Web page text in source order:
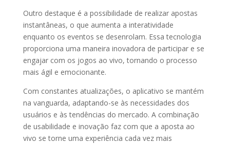
Outro destaque é a possibilidade de realizar apostas
instantâneas, o que aumenta a interatividade
enquanto os eventos se desenrolam. Essa tecnologia
proporciona uma maneira inovadora de participar e se
engajar com os jogos ao vivo, tornando o processo
mais ágil e emocionante.
Com constantes atualizações, o aplicativo se mantém
na vanguarda, adaptando-se às necessidades dos
usuários e às tendências do mercado. A combinação
de usabilidade e inovação faz com que a aposta ao
vivo se torne uma experiência cada vez mais